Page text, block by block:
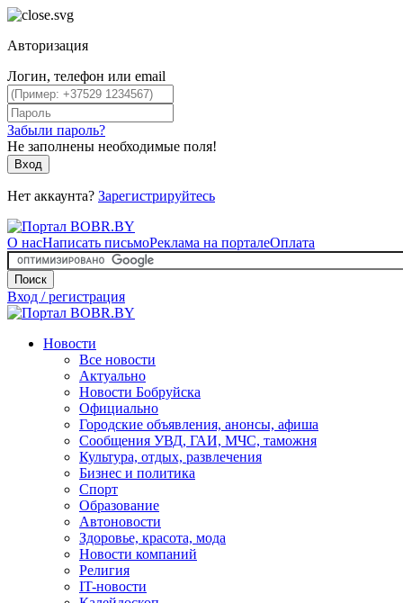
Авторизация
Логин, телефон или email
Забыли пароль?
Не заполнены необходимые поля!
Вход
Нет аккаунта? Зарегистрируйтесь
О насНаписать письмоРеклама на порталеОплата
Поиск
Вход / регистрация
Новости
Все новости
Актуально
Новости Бобруйска
Официально
Городские объявления, анонсы, афиша
Сообщения УВД, ГАИ, МЧС, таможня
Культура, отдых, развлечения
Бизнес и политика
Спорт
Образование
Автоновости
Здоровье, красота, мода
Новости компаний
Религия
IT-новости